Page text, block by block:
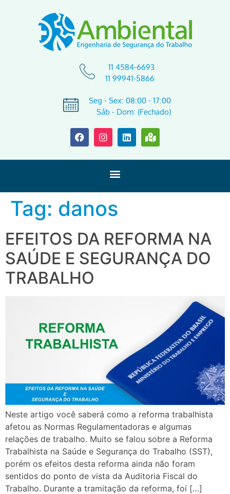
11 4584-6693
11 99941-5866
Seg - Sex: 08:00 - 17:00
Sáb - Dom: (Fechado)
Tag: danos
EFEITOS DA REFORMA NA
SAÚDE E SEGURANÇA DO
TRABALHO
Neste artigo você saberá como a reforma trabalhista
afetou as Normas Regulamentadoras e algumas
relações de trabalho. Muito se falou sobre a Reforma
Trabalhista na Saúde e Segurança do Trabalho (SST),
porém os efeitos desta reforma ainda não foram
sentidos do ponto de vista da Auditoria Fiscal do
Trabalho. Durante a tramitação da reforma, foi […]